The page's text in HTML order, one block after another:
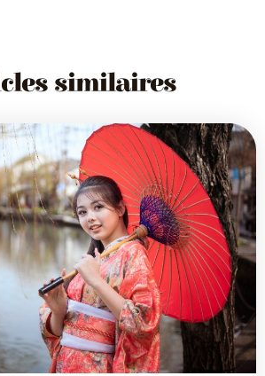
similaires